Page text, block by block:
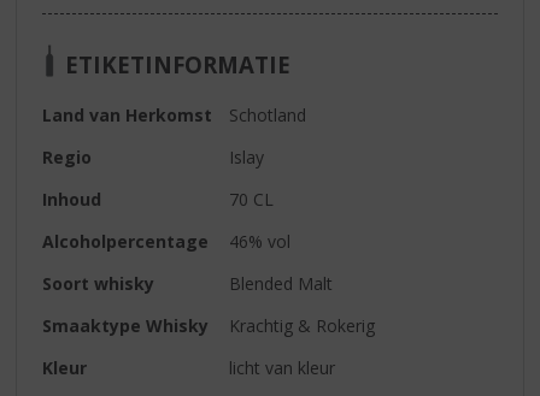
ETIKETINFORMATIE
Land van Herkomst
Schotland
Regio
Islay
Inhoud
70 CL
Alcoholpercentage
46% vol
Soort whisky
Blended Malt
Smaaktype Whisky
Krachtig & Rokerig
Kleur
licht van kleur